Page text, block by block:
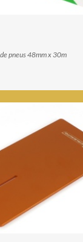
pneus 48mm x 30m